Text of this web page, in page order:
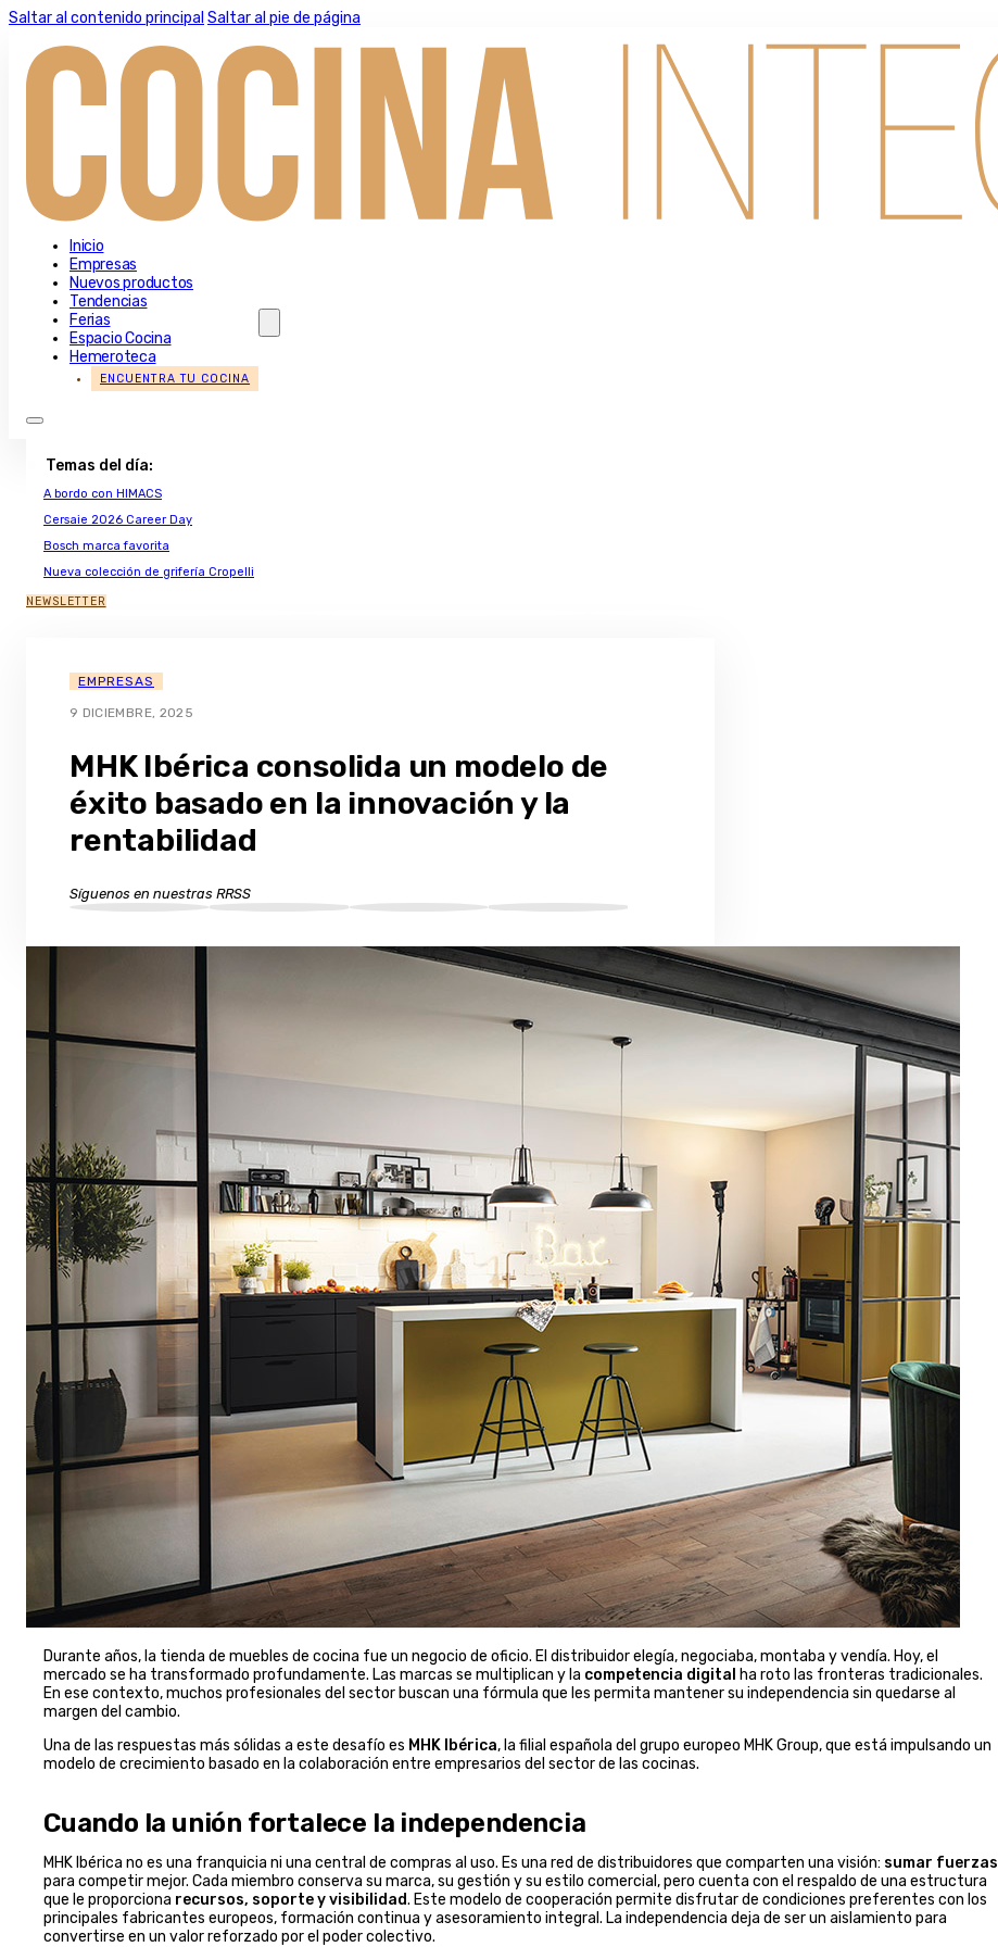
Saltar al contenido principal Saltar al pie de página
Inicio
Empresas
Nuevos productos
Tendencias
Ferias
Espacio Cocina
Hemeroteca
ENCUENTRA TU COCINA
Temas del día:
A bordo con HIMACS
Cersaie 2026 Career Day
Bosch marca favorita
Nueva colección de grifería Cropelli
NEWSLETTER
EMPRESAS
9 DICIEMBRE, 2025
MHK Ibérica consolida un modelo de
éxito basado en la innovación y la
rentabilidad
Síguenos en nuestras RRSS
Durante años, la tienda de muebles de cocina fue un negocio de oficio. El distribuidor elegía, negociaba, montaba y vendía. Hoy, el
mercado se ha transformado profundamente. Las marcas se multiplican y la competencia digital ha roto las fronteras tradicionales.
En ese contexto, muchos profesionales del sector buscan una fórmula que les permita mantener su independencia sin quedarse al
margen del cambio.
Una de las respuestas más sólidas a este desafío es MHK Ibérica, la filial española del grupo europeo MHK Group, que está impulsando un
modelo de crecimiento basado en la colaboración entre empresarios del sector de las cocinas.
Cuando la unión fortalece la independencia
MHK Ibérica no es una franquicia ni una central de compras al uso. Es una red de distribuidores que comparten una visión: sumar fuerzas
para competir mejor. Cada miembro conserva su marca, su gestión y su estilo comercial, pero cuenta con el respaldo de una estructura
que le proporciona recursos, soporte y visibilidad. Este modelo de cooperación permite disfrutar de condiciones preferentes con los
principales fabricantes europeos, formación continua y asesoramiento integral. La independencia deja de ser un aislamiento para
convertirse en un valor reforzado por el poder colectivo.